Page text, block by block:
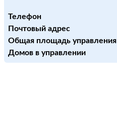
Телефон
Почтовый адрес
Общая площадь управления
Домов в управлении